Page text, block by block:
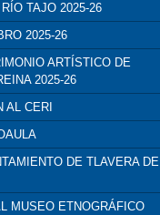
TAJO 2025-26
2025-26
ARTÍSTICO DE
2025-26
AL CERI
DE TLAVERA DE
MUSEO ETNOGRÁFICO